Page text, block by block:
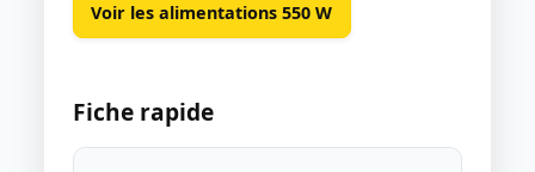
Voir les alimentations 550 W
Fiche rapide